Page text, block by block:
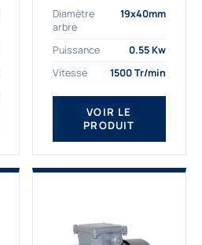
Découvrez notre
moteur électrique 0.55
kW de nouvelle
génération, conçu pour
les...
Diamètre
arbre
19x40mm
Puissance
0.55 Kw
Vitesse
1500 Tr/min
VOIR LE
PRODUIT